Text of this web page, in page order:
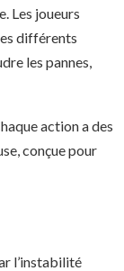
Les joueurs
différents
les pannes,
action a des
conçue pour
l’instabilité